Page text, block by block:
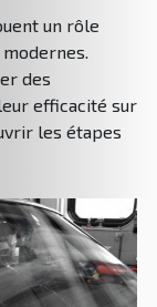
un rôle
des
efficacité sur
les étapes